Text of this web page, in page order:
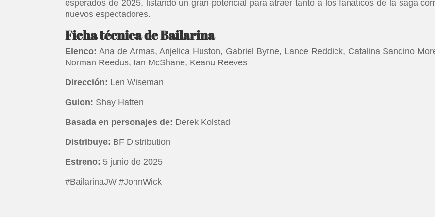
esperados de 2025, listando un gran potencial para atraer tanto a los fanáticos de la saga
nuevos espectadores.
Ficha técnica de Bailarina
Elenco: Ana de Armas, Anjelica Huston, Gabriel Byrne, Lance Reddick, Catalina Sandino
Norman Reedus, Ian McShane, Keanu Reeves
Dirección: Len Wiseman
Guion: Shay Hatten
Basada en personajes de: Derek Kolstad
Distribuye: BF Distribution
Estreno: 5 junio de 2025
#BailarinaJW #JohnWick